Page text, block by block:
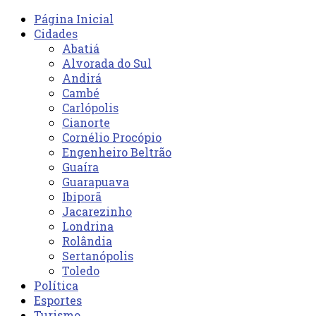
Página Inicial
Cidades
Abatiá
Alvorada do Sul
Andirá
Cambé
Carlópolis
Cianorte
Cornélio Procópio
Engenheiro Beltrão
Guaíra
Guarapuava
Ibiporã
Jacarezinho
Londrina
Rolândia
Sertanópolis
Toledo
Política
Esportes